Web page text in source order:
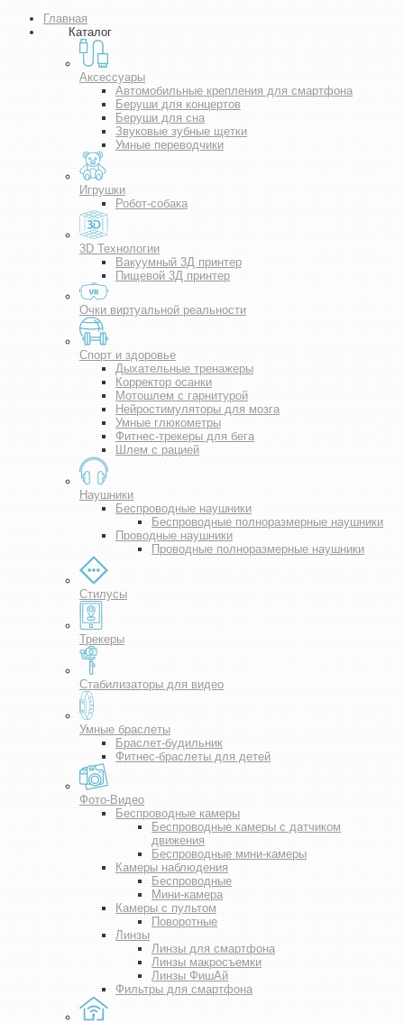
Главная
Каталог
Аксессуары
Автомобильные крепления для смартфона
Беруши для концертов
Беруши для сна
Звуковые зубные щетки
Умные переводчики
Игрушки
Робот-собака
3D Технологии
Вакуумный 3Д принтер
Пищевой 3Д принтер
Очки виртуальной реальности
Спорт и здоровье
Дыхательные тренажеры
Корректор осанки
Мотошлем с гарнитурой
Нейростимуляторы для мозга
Умные глюкометры
Фитнес-трекеры для бега
Шлем с рацией
Наушники
Беспроводные наушники
Беспроводные полноразмерные наушники
Проводные наушники
Проводные полноразмерные наушники
Стилусы
Трекеры
Стабилизаторы для видео
Умные браслеты
Браслет-будильник
Фитнес-браслеты для детей
Фото-Видео
Беспроводные камеры
Беспроводные камеры с датчиком
движения
Беспроводные мини-камеры
Камеры наблюдения
Беспроводные
Мини-камера
Камеры с пультом
Поворотные
Линзы
Линзы для смартфона
Линзы макросъемки
Линзы ФишАй
Фильтры для смартфона